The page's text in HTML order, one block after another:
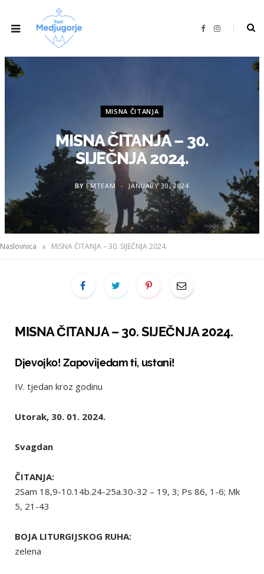
F
b
I
a
MISNA ČITANJA
MISNA ČITANJA – 30.
SIJEČNJA 2024.
BY FMTEAM JANUARY 30, 2024
Naslovnica » MISNA ČITANJA – 30. SIJEČNJA 2024.
MISNA ČITANJA – 30. SIJEČNJA 2024.
Djevojko! Zapovijedam ti, ustani!
IV. tjedan kroz godinu
Utorak, 30. 01. 2024.
Svagdan
ČITANJA:
2Sam 18,9-10.14b.24-25a.30-32 – 19, 3; Ps 86, 1-6; Mk
5, 21-43
BOJA LITURGIJSKOG RUHA:
zelena